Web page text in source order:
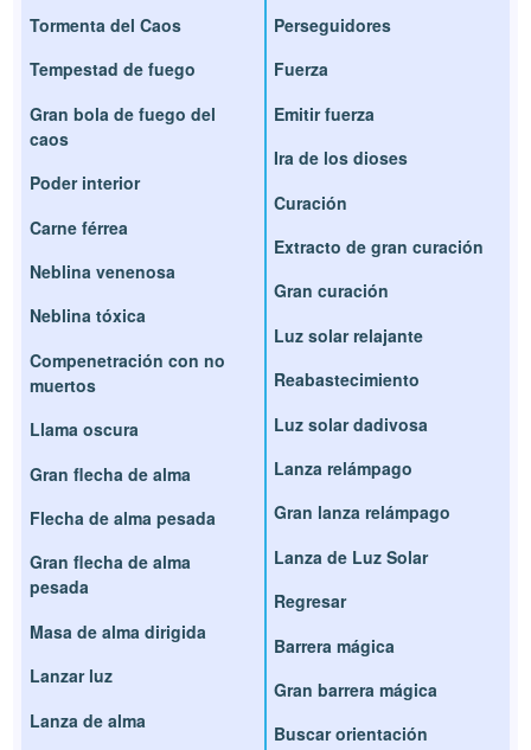
Tormenta del Caos
Tempestad de fuego
Gran bola de fuego del
caos
Poder interior
Carne férrea
Neblina venenosa
Neblina tóxica
Compenetración con no
muertos
Llama oscura
Gran flecha de alma
Flecha de alma pesada
Gran flecha de alma
pesada
Masa de alma dirigida
Lanzar luz
Lanza de alma
Perseguidores
Fuerza
Emitir fuerza
Ira de los dioses
Curación
Extracto de gran curación
Gran curación
Luz solar relajante
Reabastecimiento
Luz solar dadivosa
Lanza relámpago
Gran lanza relámpago
Lanza de Luz Solar
Regresar
Barrera mágica
Gran barrera mágica
Buscar orientación